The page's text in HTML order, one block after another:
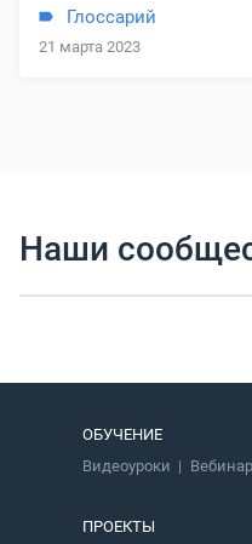
Глоссарий
21 марта 2023
Наши
ОБУЧЕНИЕ
Видеоуроки
ПРОЕКТЫ